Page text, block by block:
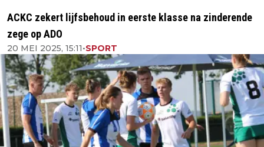
ACKC zekert lijfsbehoud in eerste klasse na zinderende
zege op ADO
20 MEI 2025, 15:11•SPORT